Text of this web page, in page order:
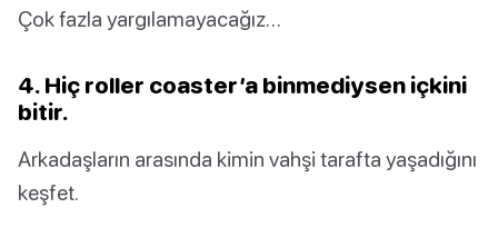
Çok fazla yargılamayacağız…
4. Hiç roller coaster’a binmediysen içkini
bitir.
Arkadaşların arasında kimin vahşi tarafta yaşadığını
keşfet.